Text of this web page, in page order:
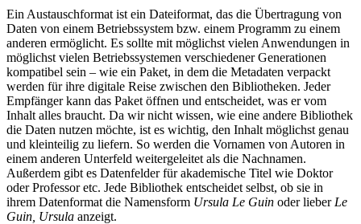
Ein Austauschformat ist ein Dateiformat, das die Übertragung von
Daten von einem Betriebssystem bzw. einem Programm zu einem
anderen ermöglicht. Es sollte mit möglichst vielen Anwendungen in
möglichst vielen Betriebssystemen verschiedener Generationen
kompatibel sein – wie ein Paket, in dem die Metadaten verpackt
werden für ihre digitale Reise zwischen den Bibliotheken. Jeder
Empfänger kann das Paket öffnen und entscheidet, was er vom
Inhalt alles braucht. Da wir nicht wissen, wie eine andere Bibliothek
die Daten nutzen möchte, ist es wichtig, den Inhalt möglichst genau
und kleinteilig zu liefern. So werden die Vornamen von Autoren in
einem anderen Unterfeld weitergeleitet als die Nachnamen.
Außerdem gibt es Datenfelder für akademische Titel wie Doktor
oder Professor etc. Jede Bibliothek entscheidet selbst, ob sie in
ihrem Datenformat die Namensform Ursula Le Guin oder lieber Le
Guin, Ursula anzeigt.